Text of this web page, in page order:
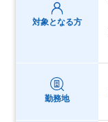
対象となる方
勤務地